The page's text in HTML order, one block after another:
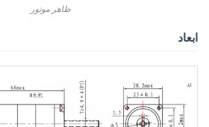
ظاهر موتور
ابعاد